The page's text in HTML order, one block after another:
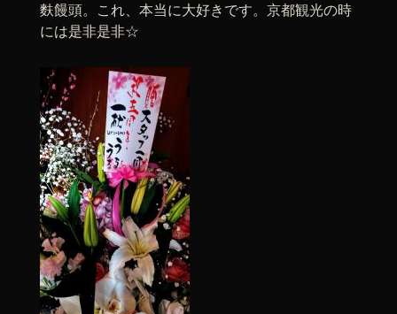
麩饅頭。これ、本当に大好きです。京都観光の時
には是非是非☆